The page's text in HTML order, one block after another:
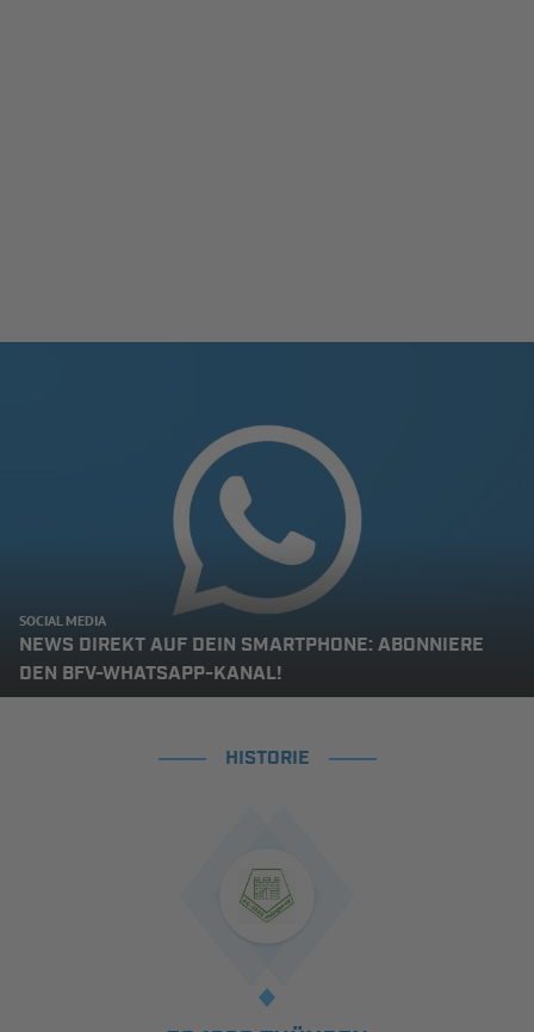
SOCIAL MEDIA
NEWS DIREKT AUF DEIN SMARTPHONE: ABONNIERE
DEN BFV-WHATSAPP-KANAL!
HISTORIE